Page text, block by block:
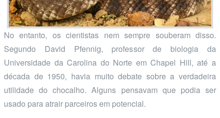
No entanto, os cientistas nem sempre souberam disso.
Segundo David Pfennig, professor de biologia da
Universidade da Carolina do Norte em Chapel Hill, até a
década de 1950, havia muito debate sobre a verdadeira
utilidade do chocalho. Alguns pensavam que podia ser
usado para atrair parceiros em potencial.